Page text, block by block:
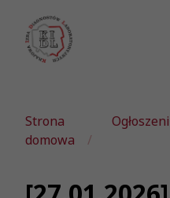
Strona
domowa